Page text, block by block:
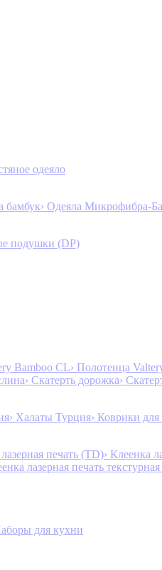
одеяло
бамбук› Одеяла Микрофибра-
подушки (DP)
Bamboo CL› Полотенца
› Скатерть дорожка›
› Халаты Турция› Коврики
печать (TD)› Клеенка
лазерная печать
для кухни